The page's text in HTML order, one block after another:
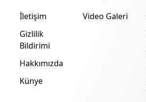
İletişim
Gizlilik
Bildirimi
Hakkımızda
Künye
Video Galeri